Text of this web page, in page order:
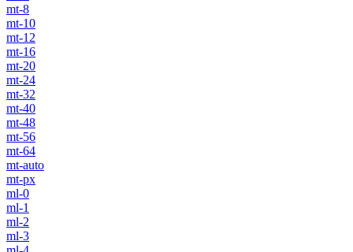
mt-8
mt-10
mt-12
mt-16
mt-20
mt-24
mt-32
mt-40
mt-48
mt-56
mt-64
mt-auto
mt-px
ml-0
ml-1
ml-2
ml-3